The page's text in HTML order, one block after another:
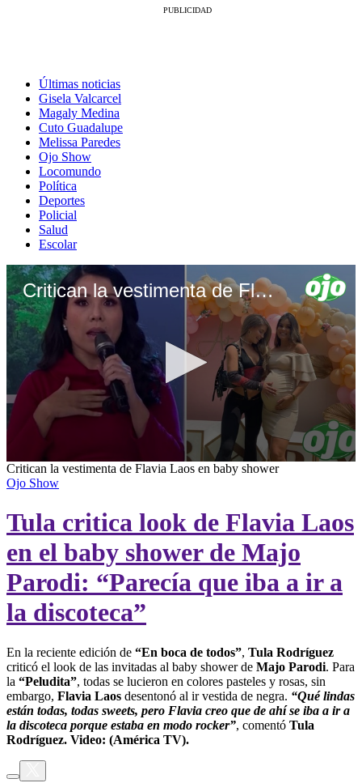
Últimas noticias
Gisela Valcarcel
Magaly Medina
Cuto Guadalupe
Melissa Paredes
Ojo Show
Locomundo
Política
Deportes
Policial
Salud
Escolar
Critican la vestimenta de Flavia Laos en baby shower
0
seconds
of
seconds
Critican la vestimenta de Flavia Laos en baby shower
Ojo Show
Tula critica look de Flavia Laos
en el baby shower de Majo
Parodi: “Parecía que iba a ir a
la discoteca”
En la reciente edición de “En boca de todos”, Tula Rodríguez
criticó el look de las invitadas al baby shower de Majo Parodi. Para
la “Peludita”, todas se lucieron en colores pasteles y rosas, sin
embargo, Flavia Laos desentonó al ir vestida de negra. “Qué lindas
están todas, todas sweets, pero Flavia creo que de ahí se iba a ir a
la discoteca porque estaba en modo rocker”, comentó Tula
Rodríguez. Video: (América TV).